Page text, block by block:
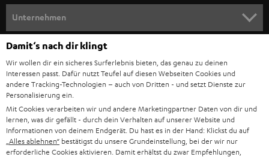
e
l
d
u
n
g
SOUNDBAR
HIFI-LAUTSPRECHER
SMART HOME
BLUETOOTH-LAUTSPRECHER
Unternehmen
SUPPORT
KARRIERE
PRESSE & MARKETING
GESCHÄFTSKUNDEN
PARTNERPROGRAMM
Teufel Onlineshops
DEUTSCHLAND
ÖSTERREICH
SCHWEIZ
Damit‘s nach dir klingt
Wir wollen dir ein sicheres Surferlebnis bieten, das genau zu deinen
Interessen passt. Dafür nutzt Teufel auf diesen Webseiten Cookies und
andere Tracking-Technologien – auch von Dritten - und setzt Dienste zur
Personalisierung ein.
Mit Cookies verarbeiten wir und andere Marketingpartner Daten von dir und
lernen, was dir gefällt - durch dein Verhalten auf unserer Website und
Informationen von deinem Endgerät. Du hast es in der Hand: Klickst du auf
„Alles ablehnen“ bestätigst du unsere Grundeinstellung, bei der wir nur
erforderliche Cookies aktivieren. Damit erhältst du zwar Empfehlungen,